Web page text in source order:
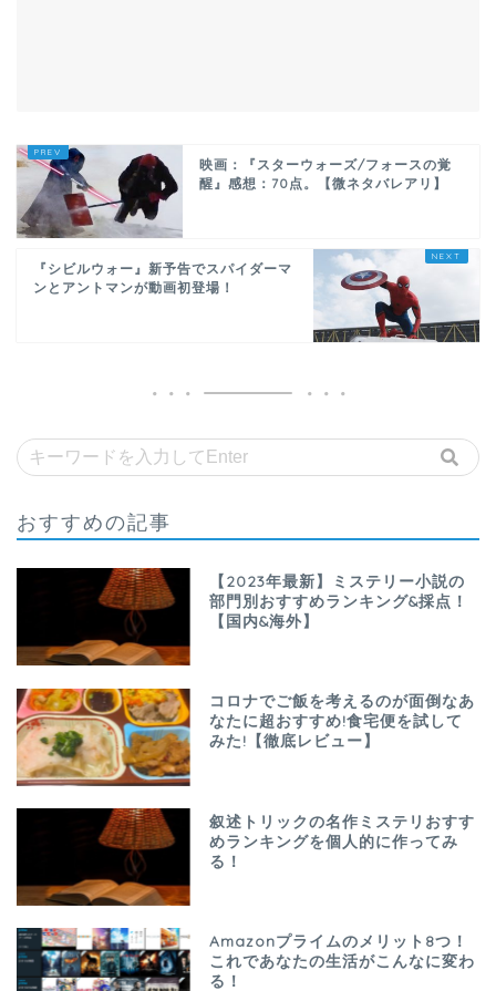
映画：『スターウォーズ/フォースの覚
醒』感想：70点。【微ネタバレアリ】
『シビルウォー』新予告でスパイダーマ
ンとアントマンが動画初登場！
おすすめの記事
【2023年最新】ミステリー小説の
部門別おすすめランキング&採点！
【国内&海外】
コロナでご飯を考えるのが面倒なあ
なたに超おすすめ!食宅便を試して
みた!【徹底レビュー】
叙述トリックの名作ミステリおすす
めランキングを個人的に作ってみ
る！
Amazonプライムのメリット8つ！
これであなたの生活がこんなに変わ
る！